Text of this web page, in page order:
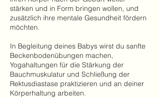
stärken und in Form bringen wollen, und
zusätzlich ihre mentale Gesundheit fördern
möchten.
In Begleitung deines Babys wirst du sanfte
Beckenbodenübungen machen,
Yogahaltungen für die Stärkung der
Bauchmuskulatur und Schließung der
Rektusdiastase praktizieren und an deiner
Körperhaltung arbeiten.